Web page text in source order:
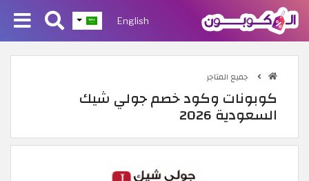
English
جميع المتاجر
كوبونات وكود خصم جولي شيك
السعودية 2026